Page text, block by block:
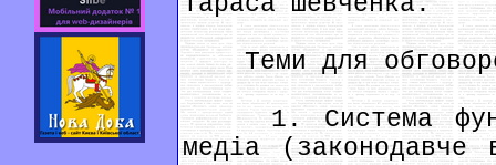
Теми для
1. Система
медіа (законодавче